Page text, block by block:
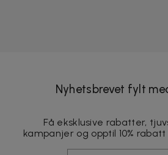
Nyhetsbrevet fylt
Få eksklusive rabatter,
kampanjer og opptil 10%